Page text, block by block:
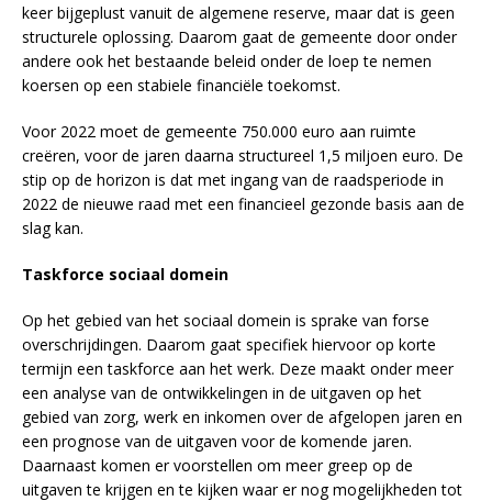
keer bijgeplust vanuit de algemene reserve, maar dat is geen
structurele oplossing. Daarom gaat de gemeente door onder
andere ook het bestaande beleid onder de loep te nemen
koersen op een stabiele financiële toekomst.
Voor 2022 moet de gemeente 750.000 euro aan ruimte
creëren, voor de jaren daarna structureel 1,5 miljoen euro. De
stip op de horizon is dat met ingang van de raadsperiode in
2022 de nieuwe raad met een financieel gezonde basis aan de
slag kan.
Taskforce sociaal domein
Op het gebied van het sociaal domein is sprake van forse
overschrijdingen. Daarom gaat specifiek hiervoor op korte
termijn een taskforce aan het werk. Deze maakt onder meer
een analyse van de ontwikkelingen in de uitgaven op het
gebied van zorg, werk en inkomen over de afgelopen jaren en
een prognose van de uitgaven voor de komende jaren.
Daarnaast komen er voorstellen om meer greep op de
uitgaven te krijgen en te kijken waar er nog mogelijkheden tot